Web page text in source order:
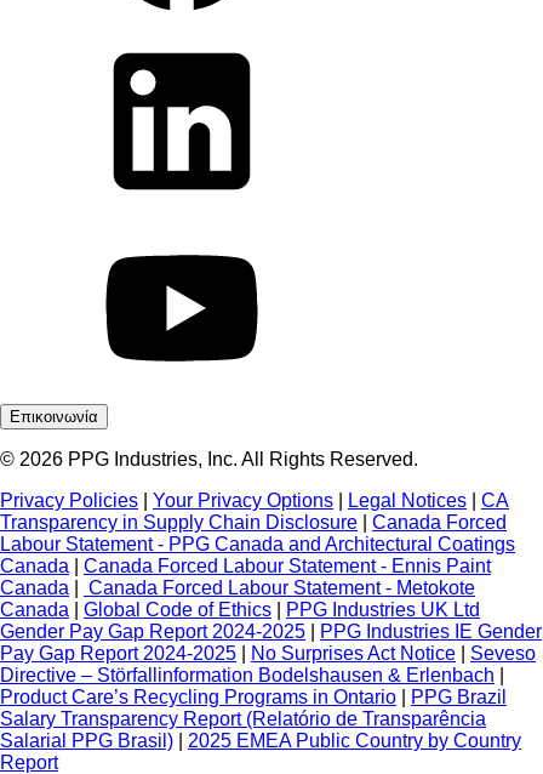
Επικοινωνία
© 2026 PPG Industries, Inc. All Rights Reserved.
Privacy Policies
Your Privacy Options Legal Notices
CA
Transparency in Supply Chain Disclosure
Canada Forced
Labour Statement - PPG Canada and Architectural Coatings
Canada
Canada Forced Labour Statement - Ennis Paint
Canada
Canada Forced Labour Statement - Metokote
Canada
Global Code of Ethics
PPG Industries UK Ltd
Gender Pay Gap Report 2024-2025
PPG Industries IE Gender
Pay Gap Report 2024-2025
No Surprises Act Notice
Seveso
Directive – Störfallinformation Bodelshausen & Erlenbach
Product Care’s Recycling Programs in Ontario
PPG Brazil
Salary Transparency Report (Relatório de Transparência
Salarial PPG Brasil)
2025 EMEA Public Country by Country
Report